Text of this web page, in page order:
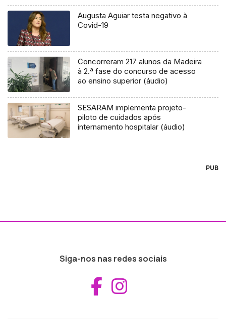
Augusta Aguiar testa negativo à
Covid-19
Concorreram 217 alunos da Madeira
à 2.ª fase do concurso de acesso
ao ensino superior (áudio)
SESARAM implementa projeto-
piloto de cuidados após
internamento hospitalar (áudio)
PUB
Siga-nos nas redes sociais
Aceder ao